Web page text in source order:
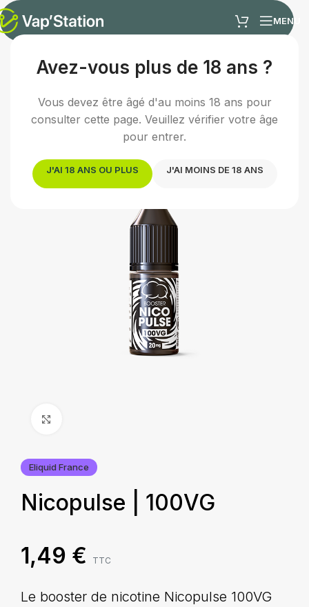
Avez-vous plus de 18 ans ?
Vous devez être âgé d'au moins 18 ans pour
consulter cette page. Veuillez vérifier votre âge
pour entrer.
J'AI 18 ANS OU PLUS J'AI MOINS DE 18 ANS
MENU
Accueil /E-liquides/Boosters de nicotine
Eliquid France
Nicopulse | 100VG
1,49 € TTC
Le booster de nicotine Nicopulse 100VG